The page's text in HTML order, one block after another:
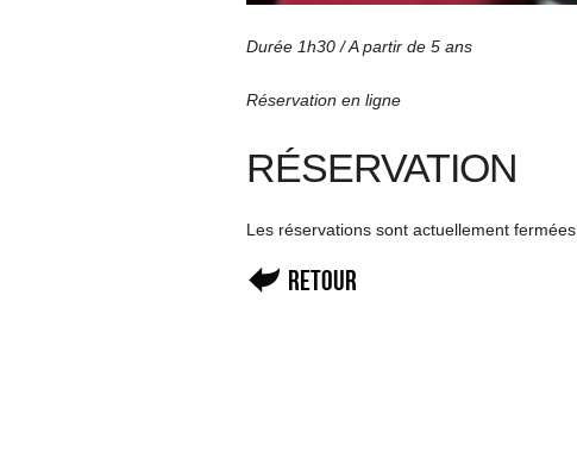
Durée 1h30 / A partir de 5 ans
Réservation en ligne
RÉSERVATION
Les réservations sont actuellement fermées.
Retour